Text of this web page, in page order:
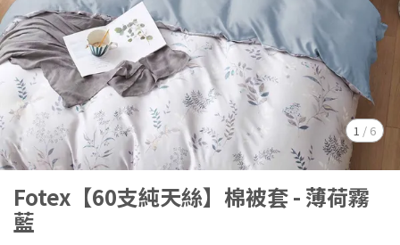
1 / 6
Fotex【60支純天絲】棉被套 - 薄荷霧
藍